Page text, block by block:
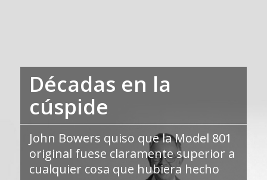
Décadas en la
cúspide
John Bowers quiso que la Model 801
original fuese claramente superior a
cualquier cosa que hubiera hecho